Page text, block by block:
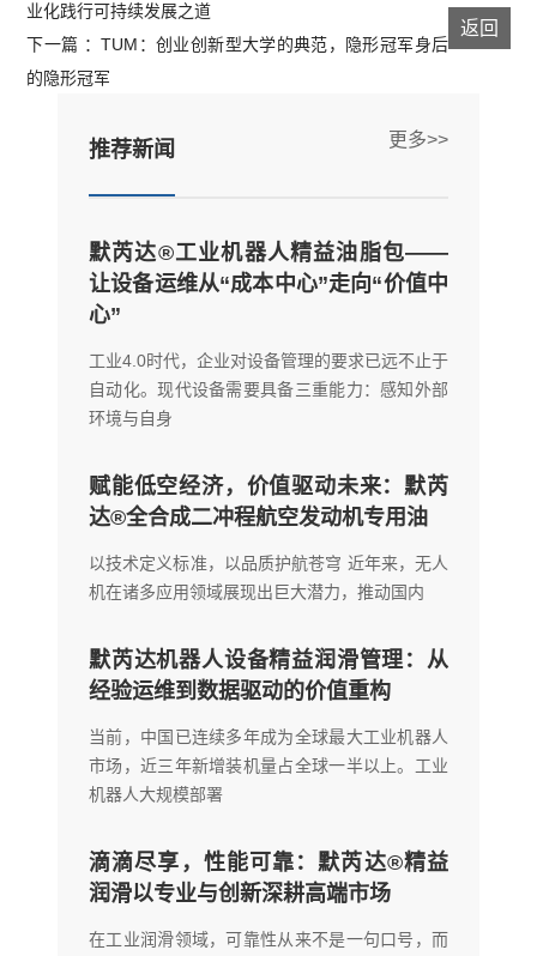
业化践行可持续发展之道
下一篇 ：TUM：创业创新型大学的典范，隐形冠军身后
的隐形冠军
返回
推荐新闻 更多>>
默芮达®工业机器人精益油脂包——
让设备运维从“成本中心”走向“价值中
心”
工业4.0时代，企业对设备管理的要求已远不止于
自动化。现代设备需要具备三重能力：感知外部
环境与自身
赋能低空经济，价值驱动未来：默芮
达®全合成二冲程航空发动机专用油
以技术定义标准，以品质护航苍穹 近年来，无人
机在诸多应用领域展现出巨大潜力，推动国内
默芮达机器人设备精益润滑管理：从
经验运维到数据驱动的价值重构
当前，中国已连续多年成为全球最大工业机器人
市场，近三年新增装机量占全球一半以上。工业
机器人大规模部署
滴滴尽享，性能可靠：默芮达®精益
润滑以专业与创新深耕高端市场
在工业润滑领域，可靠性从来不是一句口号，而